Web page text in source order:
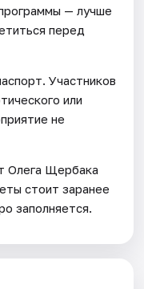
— лучше
перед
Участников
или
не
Олега Щербака
стоит заранее
заполняется.